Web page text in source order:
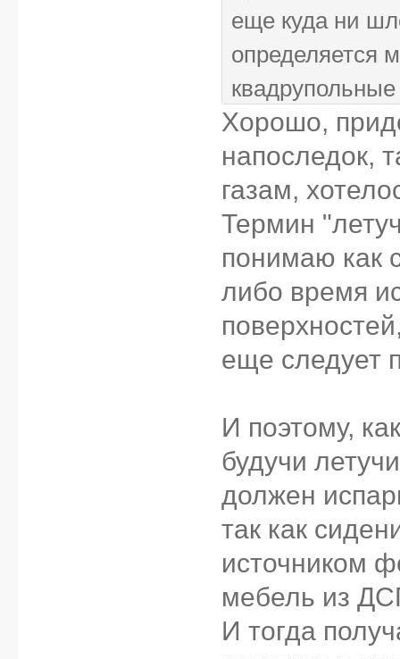
еще куда ни
определяется
говорить не
Вы коньяк
коньяку в
чем с
Говорим,
Хорошо,
напоследок,
газам,
Термин
понимаю как
либо время
еще следует
И поэтому,
будучи
должен
так как
источником
мебель из
И тогда